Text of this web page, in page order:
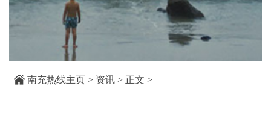
南充热线主页 > 资讯 > 正文 >